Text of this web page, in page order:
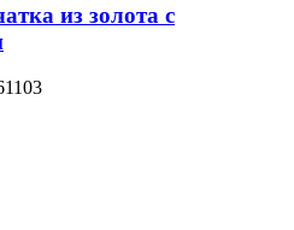
из золота с